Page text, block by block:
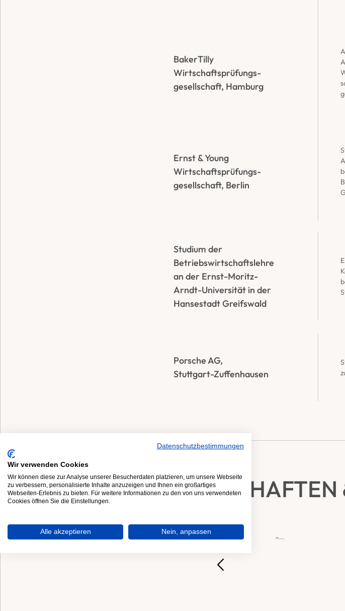
BakerTilly
Wirtschaftsprüfungs-
gesellschaft, Hamburg
Ernst & Young
Wirtschaftsprüfungs-
gesellschaft, Berlin
Studium der
Betriebswirtschaftslehre
an der Ernst-Moritz-
Arndt-Universität in der
Hansestadt Greifswald
Porsche AG,
Stuttgart-Zuffenhausen
Datenschutzbestimmungen
Wir verwenden Cookies
Wir können diese zur Analyse unserer Besucherdaten platzieren, um unsere Webseite
zu verbessern, personalisierte Inhalte anzuzeigen und Ihnen ein großartiges
Webseiten-Erlebnis zu bieten. Für weitere Informationen zu den von uns verwendeten
Cookies öffnen Sie die Einstellungen.
Alle akzeptieren Nein, anpassen